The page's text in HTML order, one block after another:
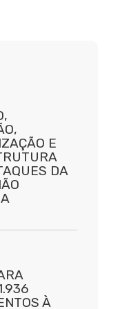
E
DA
À